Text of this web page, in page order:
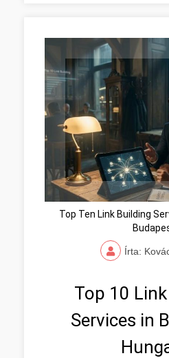
Top Ten Link Building
Írta:
Top 10
Services in